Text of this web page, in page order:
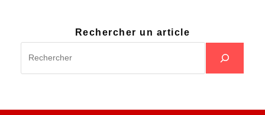
Rechercher un article